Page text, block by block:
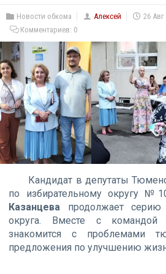
Новости обкома Алексей 26 Авг
Комментариев: 0
Кандидат в депутаты
по избирательному округу
Казанцева продолжает
округа. Вместе с командой
знакомится с проблемами
предложения по улучшению